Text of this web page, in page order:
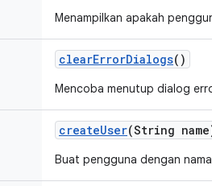
Menampilkan apakah
clearErrorDialogs()
Mencoba menutup dialog
createUser(String
Buat pengguna dengan